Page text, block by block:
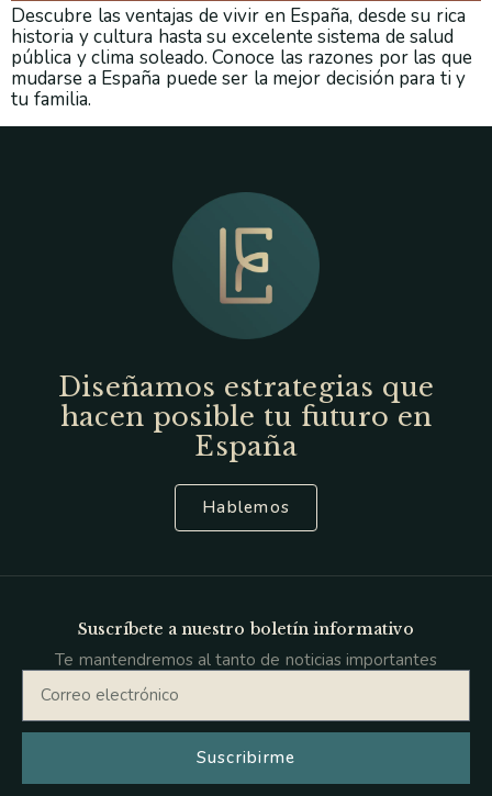
Descubre las ventajas de vivir en España, desde su rica
historia y cultura hasta su excelente sistema de salud
pública y clima soleado. Conoce las razones por las que
mudarse a España puede ser la mejor decisión para ti y
tu familia.
Diseñamos estrategias que
hacen posible tu futuro en
España
Hablemos
Suscríbete a nuestro boletín informativo
Te mantendremos al tanto de noticias importantes
Suscribirme